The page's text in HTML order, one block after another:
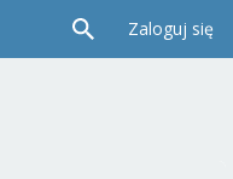
Zaloguj się